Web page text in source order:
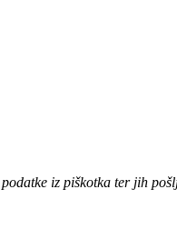
iz piškotka ter jih